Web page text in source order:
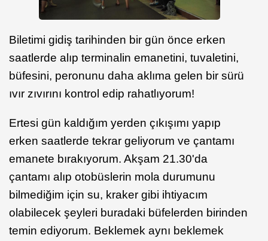
Biletimi gidiş tarihinden bir gün önce erken
saatlerde alıp terminalin emanetini, tuvaletini,
büfesini, peronunu daha aklıma gelen bir sürü
ıvır zıvırını kontrol edip rahatlıyorum!
Ertesi gün kaldığım yerden çıkışımı yapıp
erken saatlerde tekrar geliyorum ve çantamı
emanete bırakıyorum. Akşam 21.30'da
çantamı alıp otobüslerin mola durumunu
bilmediğim için su, kraker gibi ihtiyacım
olabilecek şeyleri buradaki büfelerden birinden
temin ediyorum. Beklemek aynı beklemek